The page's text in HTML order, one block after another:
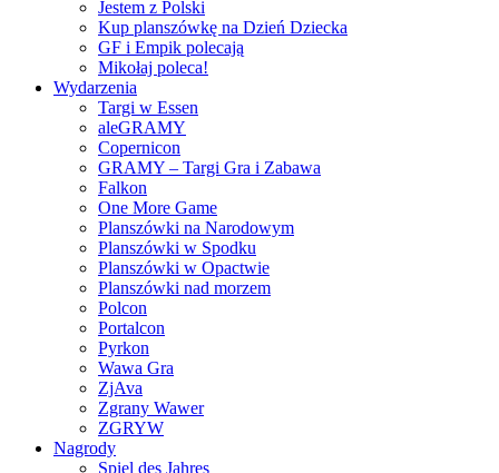
Jestem z Polski
Kup planszówkę na Dzień Dziecka
GF i Empik polecają
Mikołaj poleca!
Wydarzenia
Targi w Essen
aleGRAMY
Copernicon
GRAMY – Targi Gra i Zabawa
Falkon
One More Game
Planszówki na Narodowym
Planszówki w Spodku
Planszówki w Opactwie
Planszówki nad morzem
Polcon
Portalcon
Pyrkon
Wawa Gra
ZjAva
Zgrany Wawer
ZGRYW
Nagrody
Spiel des Jahres